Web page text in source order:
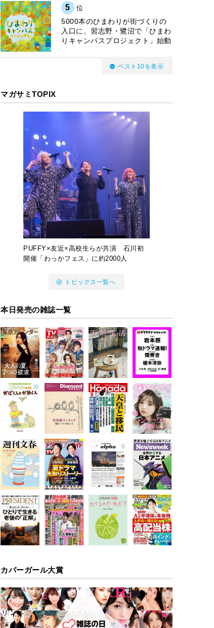
5 位
5000本のひまわりが街づくりの
入口に。習志野・鷺沼で「ひまわ
りキャンパスプロジェクト」始動
ベスト10を表示
マガサミTOPIX
PUFFY×友近×高校生らが共演 石川初
開催「わっかフェス」に約2000人
トピックス一覧へ
本日発売の雑誌一覧
カバーガール大賞